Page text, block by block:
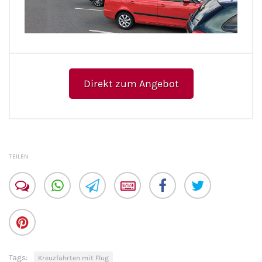
Flusskreuzfahrten
A-ROSA Flusskreuzfahrten
nicko cruises Flusskreuzfahrten
1AVista Flusskreuzfahrten
Phoenix Reisen Flusskreuzfahrten
Last Minute Flusskreuzfahrten
Direkt zum Angebot
TEILEN
Tags: Kreuzfahrten mit Flug